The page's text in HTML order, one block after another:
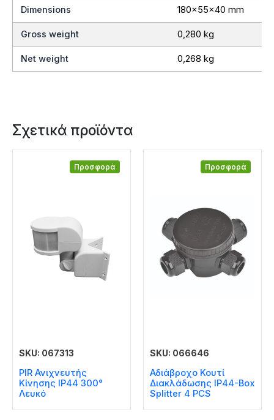
Dimensions 180x55x40 mm
Gross weight 0,280 kg
Net weight 0,268 kg
Σχετικά προϊόντα
Προσφορά
SKU: 067313
PIR Ανιχνευτής
Κίνησης IP44 300°
Λευκό
Προσφορά
SKU: 066646
Αδιάβροχο Κουτί
Διακλάδωσης IP44-Box
Splitter 4 PCS